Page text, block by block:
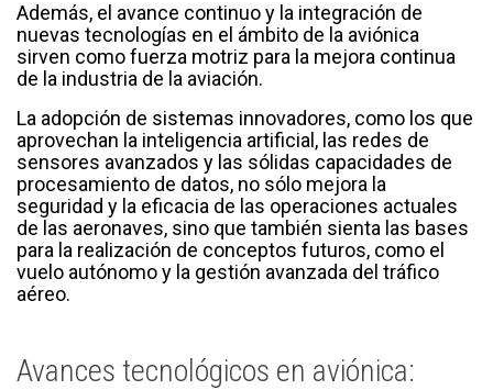
Además, el avance continuo y la integración de
nuevas tecnologías en el ámbito de la aviónica
sirven como fuerza motriz para la mejora continua
de la industria de la aviación.
La adopción de sistemas innovadores, como los que
aprovechan la inteligencia artificial, las redes de
sensores avanzados y las sólidas capacidades de
procesamiento de datos, no sólo mejora la
seguridad y la eficacia de las operaciones actuales
de las aeronaves, sino que también sienta las bases
para la realización de conceptos futuros, como el
vuelo autónomo y la gestión avanzada del tráfico
aéreo.
Avances tecnológicos en aviónica: